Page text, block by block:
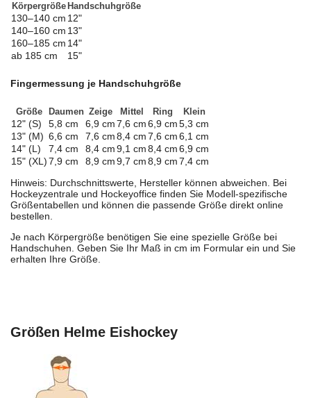
Körpergröße Handschuhgröße
130–140 cm 12"
140–160 cm 13"
160–185 cm 14"
ab 185 cm
15"
Fingermessung je Handschuhgröße
Größe Daumen Zeige Mittel Ring Klein
12" (S) 5,8 cm 6,9 cm7,6 cm6,9 cm5,3 cm
13" (M) 6,6 cm 7,6 cm8,4 cm7,6 cm6,1 cm
14" (L)
7,4 cm 8,4 cm9,1 cm8,4 cm6,9 cm
15" (XL)7,9 cm 8,9 cm9,7 cm8,9 cm7,4 cm
Hinweis: Durchschnittswerte, Hersteller können abweichen. Bei
Hockeyzentrale und Hockeyoffice finden Sie Modell-spezifische
Größentabellen und können die passende Größe direkt online
bestellen.
Je nach Körpergröße benötigen Sie eine spezielle Größe bei
Handschuhen. Geben Sie Ihr Maß in cm im Formular ein und Sie
erhalten Ihre Größe.
Größen Helme Eishockey